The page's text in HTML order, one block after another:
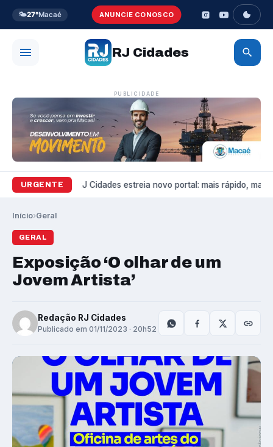
🌤️27°Macaé ANUNCIE CONOSCO
RJ Cidades
PUBLICIDADE
URGENTE
Variedades RJ Cidades estreia novo portal: mais rápido, mais
Início›Geral
GERAL
Exposição ‘O olhar de um
Jovem Artista’
Redação RJ Cidades
Publicado em 01/11/2023 · 20h52